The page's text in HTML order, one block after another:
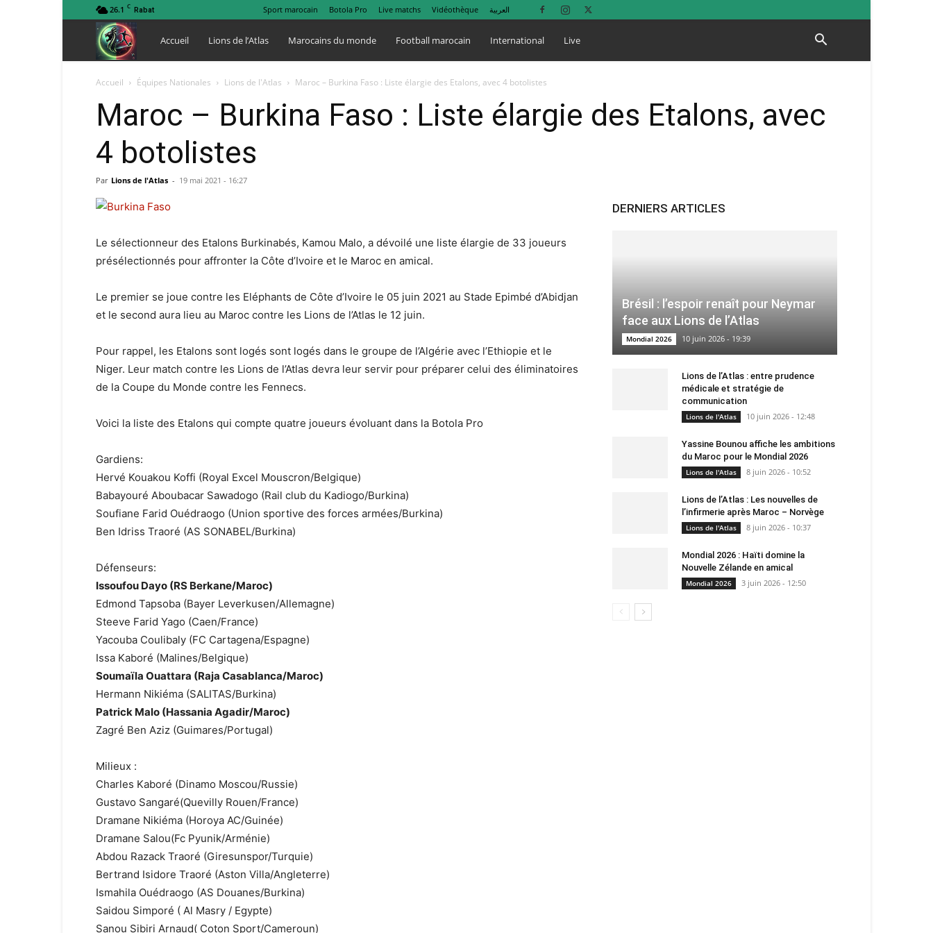
26.1 C Rabat Sport marocain Botola Pro Live matchs Vidéothèque العربية
Lions
de
l
Atlas
Accueil Lions de l’Atlas Marocains du monde Football marocain International Live
Accueil Équipes Nationales Lions de l'Atlas Maroc – Burkina Faso : Liste élargie des Etalons, avec 4 botolistes
Maroc – Burkina Faso : Liste élargie des Etalons, avec
4 botolistes
Par Lions de l'Atlas - 19 mai 2021 - 16:27
Le sélectionneur des Etalons Burkinabés, Kamou Malo, a dévoilé une liste élargie de 33 joueurs
présélectionnés pour affronter la Côte d’Ivoire et le Maroc en amical.
Le premier se joue contre les Eléphants de Côte d’Ivoire le 05 juin 2021 au Stade Epimbé d’Abidjan
et le second aura lieu au Maroc contre les Lions de l’Atlas le 12 juin.
Pour rappel, les Etalons sont logés sont logés dans le groupe de l’Algérie avec l’Ethiopie et le
Niger. Leur match contre les Lions de l’Atlas devra leur servir pour préparer celui des éliminatoires
de la Coupe du Monde contre les Fennecs.
Voici la liste des Etalons qui compte quatre joueurs évoluant dans la Botola Pro
Gardiens:
Hervé Kouakou Koffi (Royal Excel Mouscron/Belgique)
Babayouré Aboubacar Sawadogo (Rail club du Kadiogo/Burkina)
Soufiane Farid Ouédraogo (Union sportive des forces armées/Burkina)
Ben Idriss Traoré (AS SONABEL/Burkina)
Défenseurs:
Issoufou Dayo (RS Berkane/Maroc)
Edmond Tapsoba (Bayer Leverkusen/Allemagne)
Steeve Farid Yago (Caen/France)
Yacouba Coulibaly (FC Cartagena/Espagne)
Issa Kaboré (Malines/Belgique)
Soumaïla Ouattara (Raja Casablanca/Maroc)
Hermann Nikiéma (SALITAS/Burkina)
Patrick Malo (Hassania Agadir/Maroc)
Zagré Ben Aziz (Guimares/Portugal)
Milieux :
Charles Kaboré (Dinamo Moscou/Russie)
Gustavo Sangaré(Quevilly Rouen/France)
Dramane Nikiéma (Horoya AC/Guinée)
Dramane Salou(Fc Pyunik/Arménie)
Abdou Razack Traoré (Giresunspor/Turquie)
Bertrand Isidore Traoré (Aston Villa/Angleterre)
Ismahila Ouédraogo (AS Douanes/Burkina)
Saidou Simporé ( Al Masry / Egypte)
Sanou Sibiri Arnaud( Coton Sport/Cameroun)
DERNIERS ARTICLES
Brésil : l’espoir renaît pour Neymar
face aux Lions de l’Atlas
Mondial 2026 10 juin 2026 - 19:39
Lions de l’Atlas : entre prudence
médicale et stratégie de
communication
Lions de l'Atlas 10 juin 2026 - 12:48
Yassine Bounou affiche les ambitions
du Maroc pour le Mondial 2026
Lions de l'Atlas 8 juin 2026 - 10:52
Lions de l’Atlas : Les nouvelles de
l’infirmerie après Maroc – Norvège
Lions de l'Atlas 8 juin 2026 - 10:37
Mondial 2026 : Haïti domine la
Nouvelle Zélande en amical
Mondial 2026 3 juin 2026 - 12:50